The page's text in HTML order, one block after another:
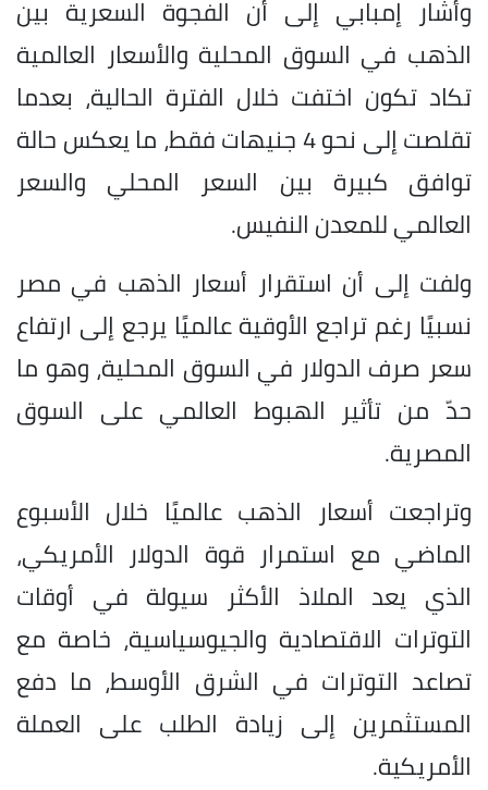
وأشار إمبابي إلى أن الفجوة السعرية بين
الذهب في السوق المحلية والأسعار العالمية
تكاد تكون اختفت خلال الفترة الحالية، بعدما
تقلصت إلى نحو 4 جنيهات فقط، ما يعكس حالة
توافق كبيرة بين السعر المحلي والسعر
العالمي للمعدن النفيس.
ولفت إلى أن استقرار أسعار الذهب في مصر
نسبيًا رغم تراجع الأوقية عالميًا يرجع إلى ارتفاع
سعر صرف الدولار في السوق المحلية، وهو ما
حدّ من تأثير الهبوط العالمي على السوق
المصرية.
وتراجعت أسعار الذهب عالميًا خلال الأسبوع
الماضي مع استمرار قوة الدولار الأمريكي،
الذي يعد الملاذ الأكثر سيولة في أوقات
التوترات الاقتصادية والجيوسياسية، خاصة مع
تصاعد التوترات في الشرق الأوسط، ما دفع
المستثمرين إلى زيادة الطلب على العملة
الأمريكية.